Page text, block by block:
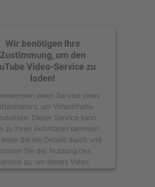
Wir benötigen Ihre
Zustimmung, um den
Video-Service zu
laden!
einen Service eines
um Videoinhalte
Dieser Service kann
zu Ihren Aktivitäten sammeln.
Sie die Details durch und
Sie der Nutzung des
zu, um dieses Video
anzusehen.